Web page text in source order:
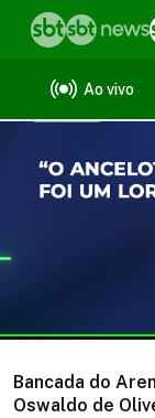
Ao vivo
Vídeos
Bancada do
Oswaldo de